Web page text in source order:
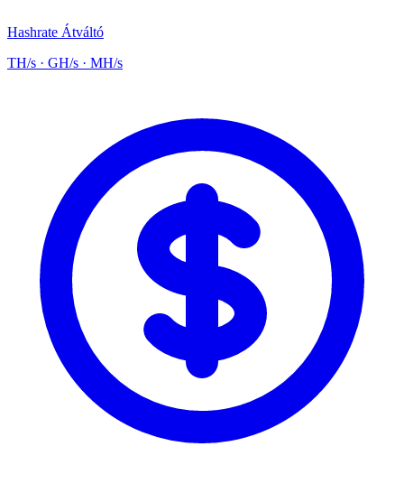
Hashrate Átváltó
TH/s · GH/s · MH/s